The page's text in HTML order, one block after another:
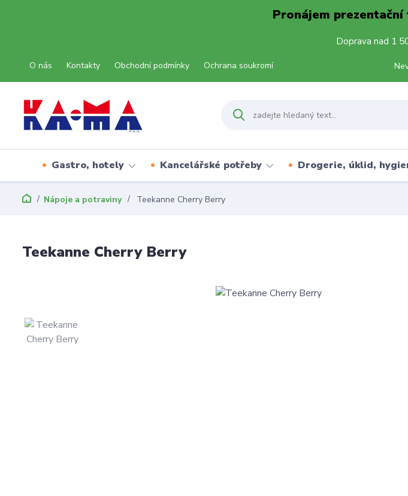
Pronájem prezentační
Doprava nad 1
O nás Kontakty Obchodní podmínky Ochrana soukromí
Gastro, hotely Kancelářské potřeby Drogerie, úklid,
Nápoje a potraviny Teekanne Cherry Berry
Teekanne Cherry Berry